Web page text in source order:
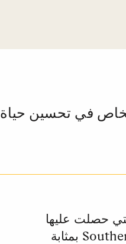
في تحسين حياة
حصلت عليها
من Southern Smoke بمثابة